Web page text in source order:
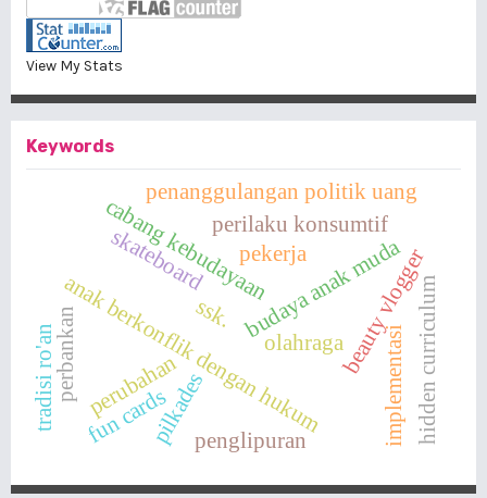
View My Stats
Keywords
anak berkonflik dengan hukum
pilkades
budaya anak muda
cabang kebudayaan
skateboardperilaku konsumtif
beauty vlogger
penanggulangan politik uang
olahraga
penglipuran
perubahan
perbankan
pekerja
hidden curriculum
fun cards
ssk.
implementasi
tradisi ro'an